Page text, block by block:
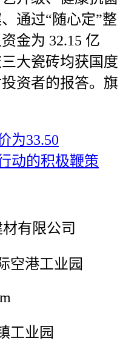
通过“随心定”整
金为 32.15 亿
大瓷砖均获国度
资者的报答。旗
为33.50
动的积极鞭策
有限公司
空港工业园
工业园